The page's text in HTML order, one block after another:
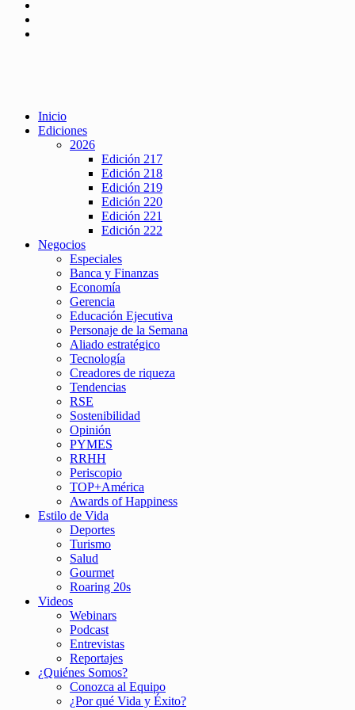
Inicio
Ediciones
2026
Edición 217
Edición 218
Edición 219
Edición 220
Edición 221
Edición 222
Negocios
Especiales
Banca y Finanzas
Economía
Gerencia
Educación Ejecutiva
Personaje de la Semana
Aliado estratégico
Tecnología
Creadores de riqueza
Tendencias
RSE
Sostenibilidad
Opinión
PYMES
RRHH
Periscopio
TOP+América
Awards of Happiness
Estilo de Vida
Deportes
Turismo
Salud
Gourmet
Roaring 20s
Videos
Webinars
Podcast
Entrevistas
Reportajes
¿Quiénes Somos?
Conozca al Equipo
¿Por qué Vida y Éxito?